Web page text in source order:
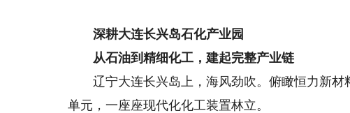
深耕大连长兴岛石化产业园
从石油到精细化工，建起完整产业链
辽宁大连长兴岛上，海风劲吹。俯瞰恒力新材
单元，一座座现代化化工装置林立。